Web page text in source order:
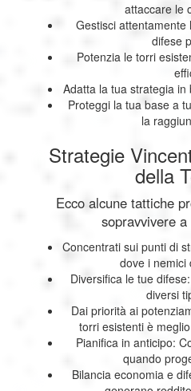
attaccare le
Gestisci
difese
Potenzia le torri
Adatta la tua strategia
Proteggi la tua base a
la
Strategie
della
Ecco alcune tattiche
sopravvivere
Concentrati sui punti di
dove i nemici
Diversifica le tue
diversi
Dai priorità ai
torri esistenti è
Pianifica in anticipo:
quando
Bilancia economia e